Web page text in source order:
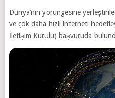
Dünya’nın yörüngesine
ve çok daha hızlı interneti
İletişim Kurulu) başvuruda